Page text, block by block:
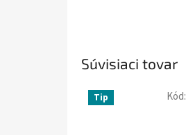
Súvisiaci tovar
Tip Kód: